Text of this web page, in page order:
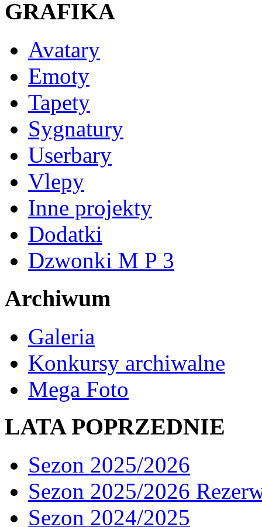
GRAFIKA
Avatary
Emoty
Tapety
Sygnatury
Userbary
Vlepy
Inne projekty
Dodatki
Dzwonki M P 3
Archiwum
Galeria
Konkursy archiwalne
Mega Foto
LATA POPRZEDNIE
Sezon 2025/2026
Sezon 2025/2026
Sezon 2024/2025